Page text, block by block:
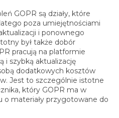
GOPR są działy, które
poza umiejętnościami
i ponownego
był także dobór
pracują na platformie
i szybką aktualizację
dodatkowych kosztów
Jest to szczególnie istotne
który GOPR ma w
o materiały przygotowane do